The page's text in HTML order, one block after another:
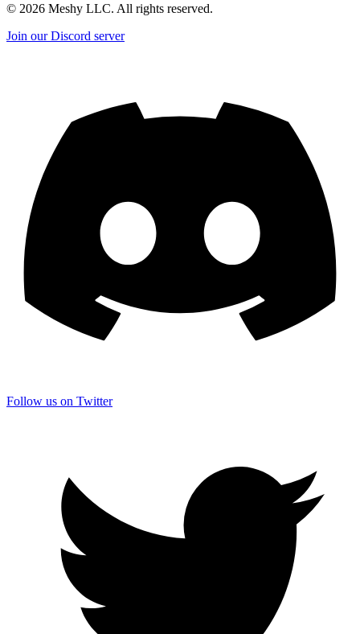
© 2026 Meshy LLC. All rights reserved.
Join our Discord server
Follow us on Twitter